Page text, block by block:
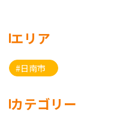
エリア
#日南市
カテゴリー